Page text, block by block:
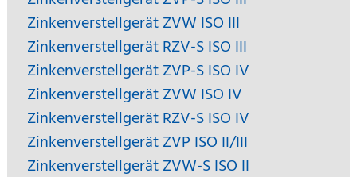
Zinkenverstellgerät ZVW ISO III
Zinkenverstellgerät RZV-S ISO III
Zinkenverstellgerät ZVP-S ISO IV
Zinkenverstellgerät ZVW ISO IV
Zinkenverstellgerät RZV-S ISO IV
Zinkenverstellgerät ZVP ISO II/III
Zinkenverstellgerät ZVW-S ISO II